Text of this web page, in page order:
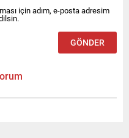
için adım, e-posta adresim